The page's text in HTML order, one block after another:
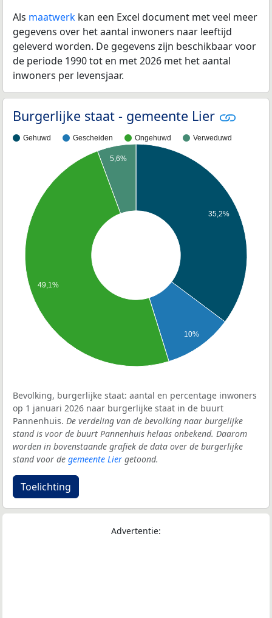
Als maatwerk kan een Excel document met veel meer
gegevens over het aantal inwoners naar leeftijd
geleverd worden. De gegevens zijn beschikbaar voor
de periode 1990 tot en met 2026 met het aantal
inwoners per levensjaar.
Burgerlijke staat - gemeente Lier
Gehuwd Gescheiden Ongehuwd Verweduwd
35,2%
10%
5,6%
49,1%
Bevolking, burgerlijke staat: aantal en percentage inwoners
op 1 januari 2026 naar burgerlijke staat in de buurt
Pannenhuis. De verdeling van de bevolking naar burgelijke
stand is voor de buurt Pannenhuis helaas onbekend. Daarom
worden in bovenstaande grafiek de data over de burgerlijke
stand voor de gemeente Lier getoond.
Toelichting
Advertentie: